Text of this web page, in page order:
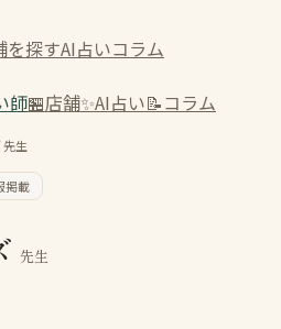
を探すAI占いコラム
師🏪店舗✨AI占い📝コラム
先生
掲載
先生